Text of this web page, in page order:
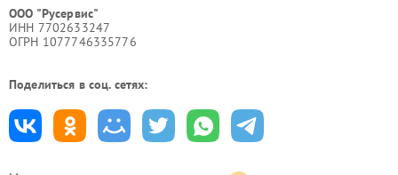
ООО "Русервис"
ИНН 7702633247
ОГРН 1077746335776
Поделиться в соц. сетях: